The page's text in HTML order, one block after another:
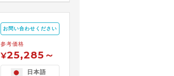
お問い合わせください
参考価格
¥25,285～
日本語